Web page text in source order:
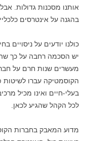
אותנו מסכנות גדולות.
בהגנה על אינטרסים
כולנו יודעים על ניסויים
יש הסכמה רחבה על כך
מעשרים שנות חרם על
הקוסמטיקה עברו לשיטות
בעלי-חיים ואינו מכיל
לכל הקהל שהגיע לכאן.
מדוע המאבק בחברות